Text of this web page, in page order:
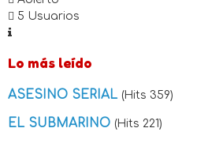
5 Usuarios
Lo más leído
ASESINO SERIAL (Hits 359)
EL SUBMARINO (Hits 221)